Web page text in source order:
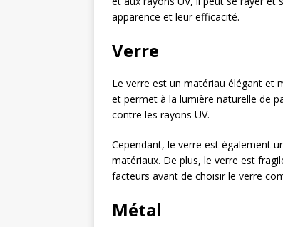
apparence et leur efficacité.
Verre
Le verre est un matériau élégant et
et permet à la lumière naturelle de
contre les rayons UV.
Cependant, le verre est également
matériaux. De plus, le verre est
facteurs avant de choisir le verre
Métal